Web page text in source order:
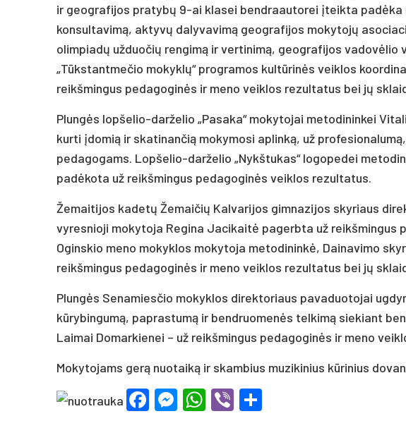
ir geografijos pratybų 9-ai klasei bendraautorei įteikta padėka
konsultavimą, aktyvų dalyvavimą geografijos mokytojų
olimpiadų užduočių rengimą ir vertinimą, geografijos vadovėlio
„Tūkstantmečio mokyklų“ programos kultūrinės veiklos
reikšmingus pedagoginės ir meno veiklos rezultatus bei jų
Plungės lopšelio-darželio „Pasaka“ mokytojai metodininkei
kurti įdomią ir skatinančią mokymosi aplinką, už
pedagogams. Lopšelio-darželio „Nykštukas“ logopedei
padėkota už reikšmingus pedagoginės veiklos rezultatus.
Žemaitijos kadetų Žemaičių Kalvarijos gimnazijos skyriaus
vyresnioji mokytoja Regina Jacikaitė pagerbta už reikšmingus
Oginskio meno mokyklos mokytoja metodininkė, Dainavimo
reikšmingus pedagoginės ir meno veiklos rezultatus bei jų
Plungės Senamiesčio mokyklos direktoriaus pavaduotojai
kūrybingumą, paprastumą ir bendruomenės telkimą siekiant
Laimai Domarkienei – už reikšmingus pedagoginės ir meno
Mokytojams gerą nuotaiką ir skambius muzikinius kūrinius
Facebook
Messenger
WhatsApp
Viber